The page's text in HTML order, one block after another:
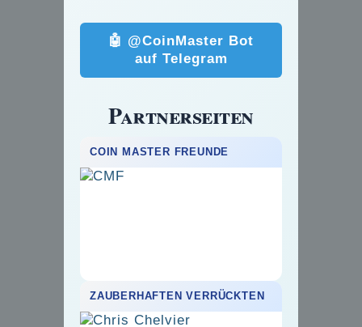
🤖 @CoinMaster Bot
auf Telegram
Partnerseiten
COIN MASTER FREUNDE
ZAUBERHAFTEN VERRÜCKTEN